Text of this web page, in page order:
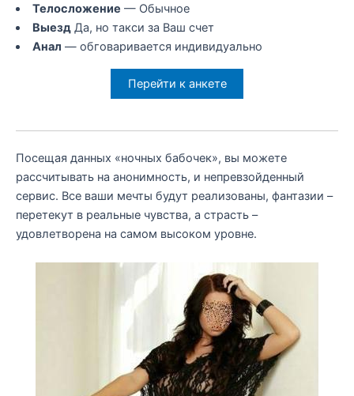
Телосложение — Обычное
ВыездДа, но такси за Ваш счет
Анал — обговаривается индивидуально
Перейти к анкете
Посещая данных «ночных бабочек», вы можете
рассчитывать на анонимность, и непревзойденный
сервис. Все ваши мечты будут реализованы, фантазии –
перетекут в реальные чувства, а страсть –
удовлетворена на самом высоком уровне.